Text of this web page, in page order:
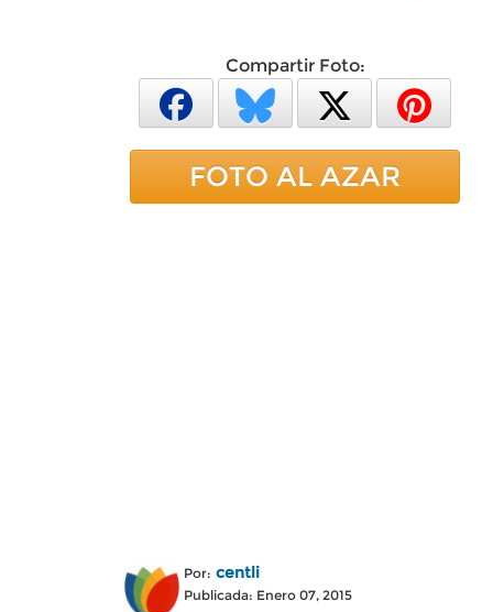
Compartir Foto:
FOTO AL AZAR
Por: centli
Publicada: Enero 07, 2015